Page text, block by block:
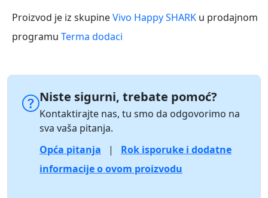
Proizvod je iz skupineVivo Happy SHARK u prodajnom
programu Terma dodaci
Niste sigurni, trebate pomoć?
Kontaktirajte nas, tu smo da odgovorimo na
sva vaša pitanja.
Opća pitanja
|
Rok isporuke i dodatne
informacije o ovom proizvodu